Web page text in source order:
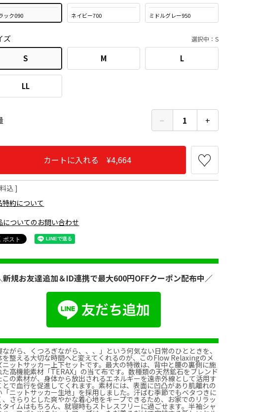
ック090 ネイビー700 ミドルグレー950
ズ 選択中：S
S M L
LL
− 1 +
カートに入れる ¥4,664
込
特約について
についてのお問い合わせ
新規お友達追加＆ID連携で最大600円OFFクーポン配布中／
ながら、くつろぎながら、、、」という何気ない日常のひとときを、
を整える大切な時間へと変えてくれるのが、このFlow Relaxingのメ
ニットサッカー上下セットです。最大の特徴は、背中と腰の裏側に施
た高機能素材「TERAX」の当て布です。数種類の天然鉱石をブレンド
この素材が、身体から放出されるエネルギーを遠赤外線として活用す
とで血行を促進してくれます。素材には、表面に凹凸があり肌離れの
「ニットサッカー生地」を採用しました。汗ばむ季節でもベタつきに
、さらりとした爽やかな着心地をキープできるため、お家でのリラッ
タイムはもちろん、就寝時もストレスフリーに過ごせます。半袖シャ